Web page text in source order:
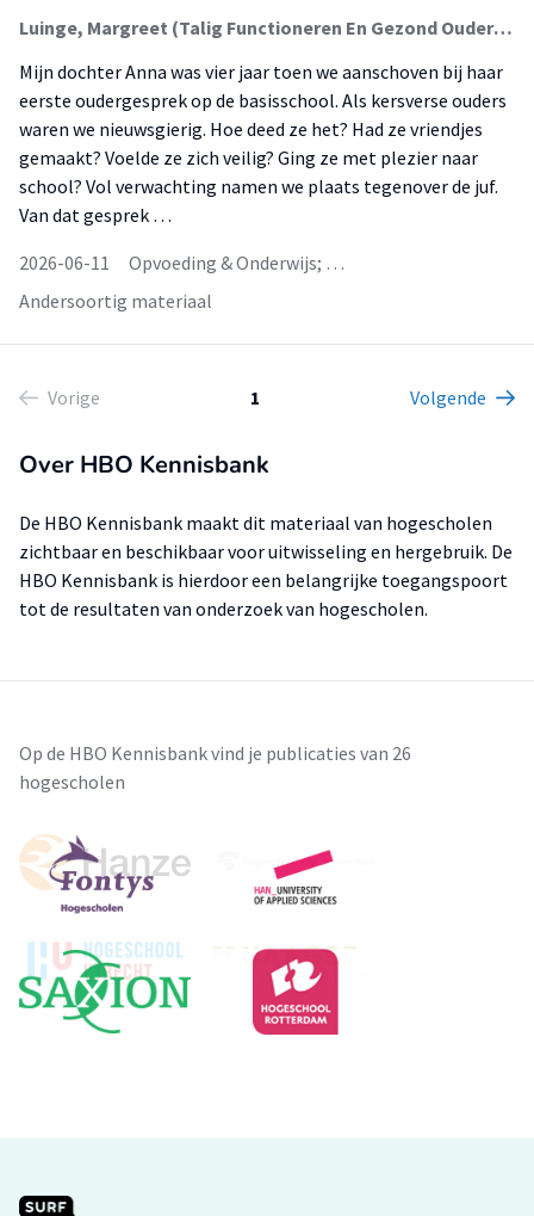
Luinge, Margreet (Talig Functioneren En Gezond Ouder Worden)
Mijn dochter Anna was vier jaar toen we aanschoven bij haar
eerste oudergesprek op de basisschool. Als kersverse ouders
waren we nieuwsgierig. Hoe deed ze het? Had ze vriendjes
gemaakt? Voelde ze zich veilig? Ging ze met plezier naar
school? Vol verwachting namen we plaats tegenover de juf.
Van dat gesprek …
2026-06-11
Opvoeding & Onderwijs; …
Andersoortig materiaal
Vorige 1 Volgende
Over HBO Kennisbank
De HBO Kennisbank maakt dit materiaal van hogescholen
zichtbaar en beschikbaar voor uitwisseling en hergebruik. De
HBO Kennisbank is hierdoor een belangrijke toegangspoort
tot de resultaten van onderzoek van hogescholen.
Op de HBO Kennisbank vind je publicaties van 26
hogescholen